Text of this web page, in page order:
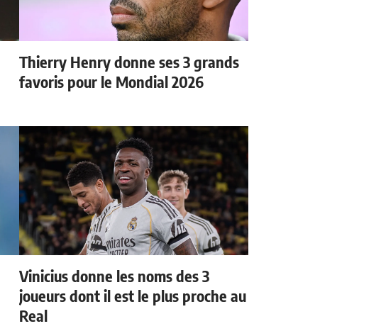
Thierry Henry donne ses 3 grands
favoris pour le Mondial 2026
Vinicius donne les noms des 3
joueurs dont il est le plus proche au
Real